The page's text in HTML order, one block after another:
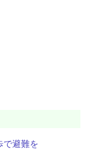
で避難を